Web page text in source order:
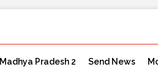
Madhya Pradesh 2 Send News